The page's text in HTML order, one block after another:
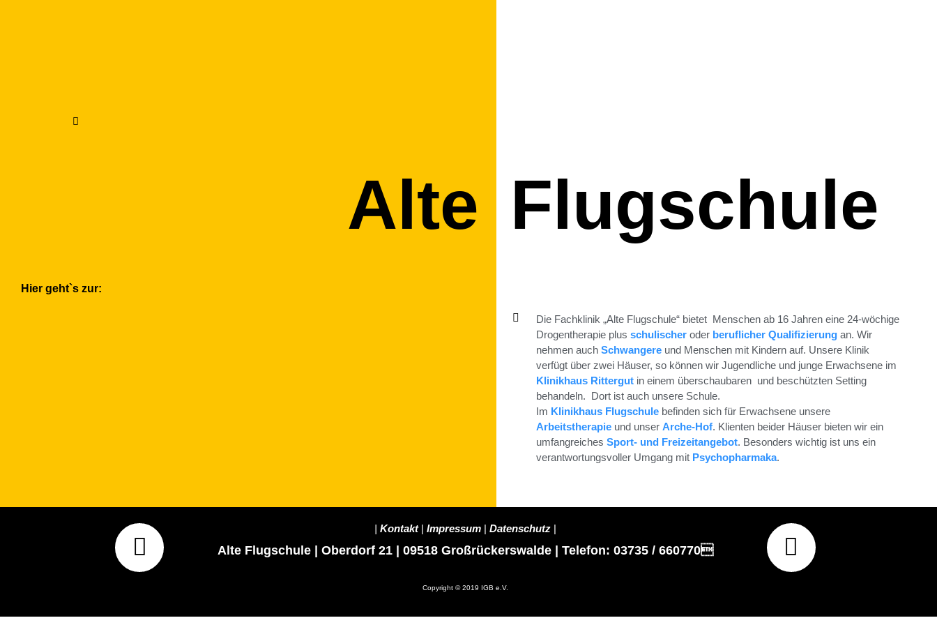
Alte Flugschule
Hier geht`s zur:
Die Fachklinik „Alte Flugschule“ bietet Menschen ab 16 Jahren eine 24-wöchige
Drogentherapie plus schulischer oder beruflicher Qualifizierung an. Wir
nehmen auch Schwangere und Menschen mit Kindern auf. Unsere Klinik
verfügt über zwei Häuser, so können wir Jugendliche und junge Erwachsene im
Klinikhaus Rittergut in einem überschaubaren und beschützten Setting
behandeln. Dort ist auch unsere Schule.
Im Klinikhaus Flugschule befinden sich für Erwachsene unsere
Arbeitstherapie und unser Arche-Hof. Klienten beider Häuser bieten wir ein
umfangreiches Sport- und Freizeitangebot. Besonders wichtig ist uns ein
verantwortungsvoller Umgang mit Psychopharmaka.
|Kontakt|Impressum |Datenschutz |
Alte Flugschule | Oberdorf 21 | 09518 Großrückerswalde | Telefon: 03735 / 660770
Copyright © 2019 IGB e.V.